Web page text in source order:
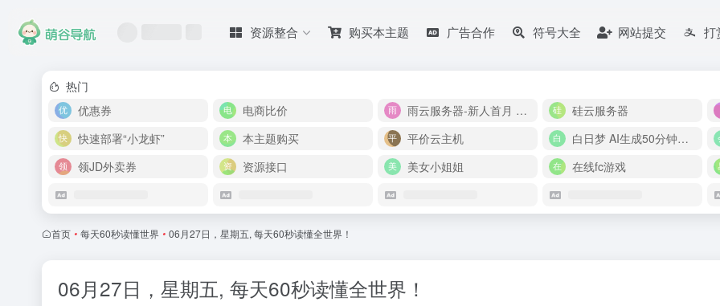
资源整合 购买本主题 广告合作 符号大全 网站提交 打
热门
优惠券
电商比价 雨云服务器-新人首月 5 折
硅云服务器
快速部署“小龙虾”
本主题购买 平价云主机
白日梦 AI生成50分钟视频
领JD外卖券
资源接口 美女小姐姐 在线fc游戏
首页 • 每天60秒读懂世界 • 06月27日，星期五, 每天60秒读懂全世界！
06月27日，星期五, 每天60秒读懂全世界！